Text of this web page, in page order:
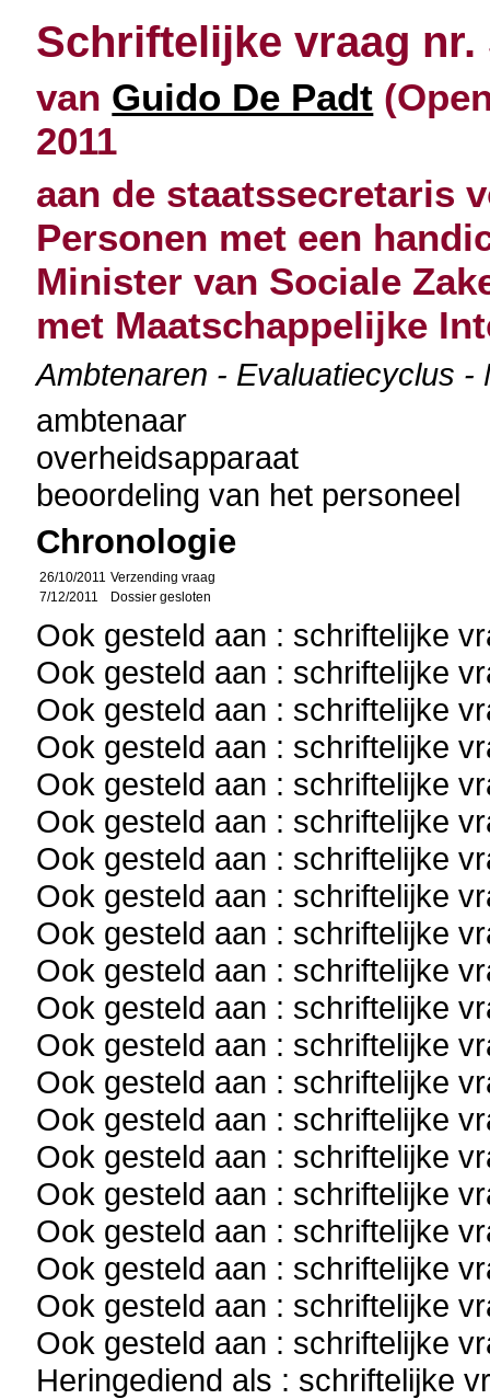
Schriftelijke vraag nr.
van Guido De Padt
2011
aan de staatssecretaris
Personen met een
Minister van Sociale
met Maatschappelijke
Ambtenaren - Evaluatiecyclus -
ambtenaar
overheidsapparaat
beoordeling van het personeel
Chronologie
26/10/2011 Verzending vraag
7/12/2011
Dossier gesloten
Ook gesteld aan : schriftelijke
Ook gesteld aan : schriftelijke
Ook gesteld aan : schriftelijke
Ook gesteld aan : schriftelijke
Ook gesteld aan : schriftelijke
Ook gesteld aan : schriftelijke
Ook gesteld aan : schriftelijke
Ook gesteld aan : schriftelijke
Ook gesteld aan : schriftelijke
Ook gesteld aan : schriftelijke
Ook gesteld aan : schriftelijke
Ook gesteld aan : schriftelijke
Ook gesteld aan : schriftelijke
Ook gesteld aan : schriftelijke
Ook gesteld aan : schriftelijke
Ook gesteld aan : schriftelijke
Ook gesteld aan : schriftelijke
Ook gesteld aan : schriftelijke
Ook gesteld aan : schriftelijke
Ook gesteld aan : schriftelijke
Heringediend als : schriftelijke